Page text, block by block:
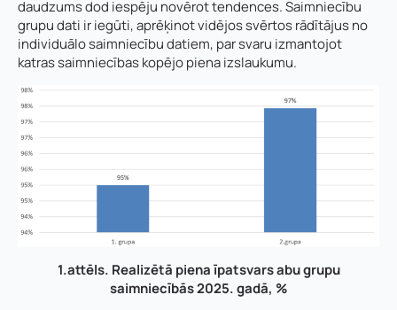
daudzums dod iespēju novērot tendences. Saimniecību
grupu dati ir iegūti, aprēķinot vidējos svērtos rādītājus no
individuālo saimniecību datiem, par svaru izmantojot
katras saimniecības kopējo piena izslaukumu.
1.attēls. Realizētā piena īpatsvars abu grupu
saimniecībās 2025. gadā, %